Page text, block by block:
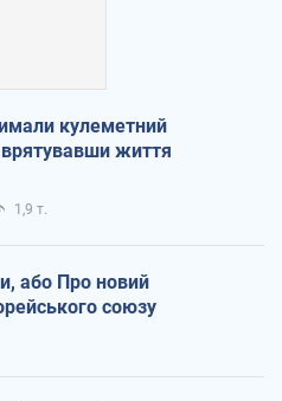
кулеметний
врятувавши життя
1,9 т.
або Про новий
союзу